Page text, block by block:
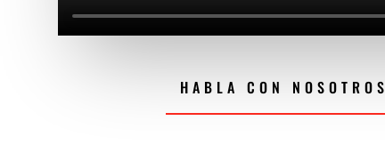
HABLA CON NOSOTROS